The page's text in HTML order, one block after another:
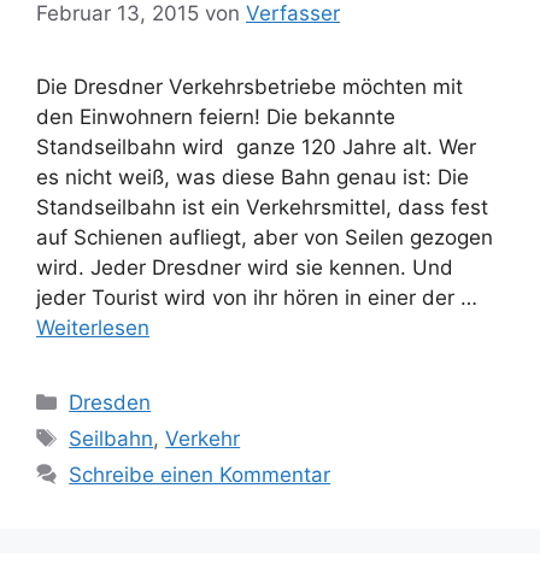
Februar 13, 2015 von Verfasser
Die Dresdner Verkehrsbetriebe möchten mit
den Einwohnern feiern! Die bekannte
Standseilbahn wird ganze 120 Jahre alt. Wer
es nicht weiß, was diese Bahn genau ist: Die
Standseilbahn ist ein Verkehrsmittel, dass fest
auf Schienen aufliegt, aber von Seilen gezogen
wird. Jeder Dresdner wird sie kennen. Und
jeder Tourist wird von ihr hören in einer der …
Weiterlesen
Kategorien
Dresden
Schlagwörter
Seilbahn,Verkehr
Schreibe einen Kommentar